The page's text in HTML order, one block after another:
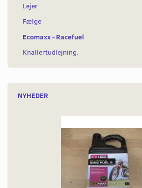
Lejer
Fælge
Ecomaxx - Racefuel
Knallertudlejning.
NYHEDER